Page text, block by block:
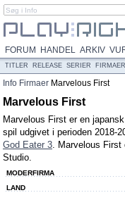
FORUM HANDEL ARKIV
TITLER RELEASE SERIER FIRMAER
Info Firmaer Marvelous First
Marvelous First
Marvelous First er en
spil udgivet i perioden 2018-
God Eater 3. Marvelous First
Studio.
MODERFIRMA
LAND